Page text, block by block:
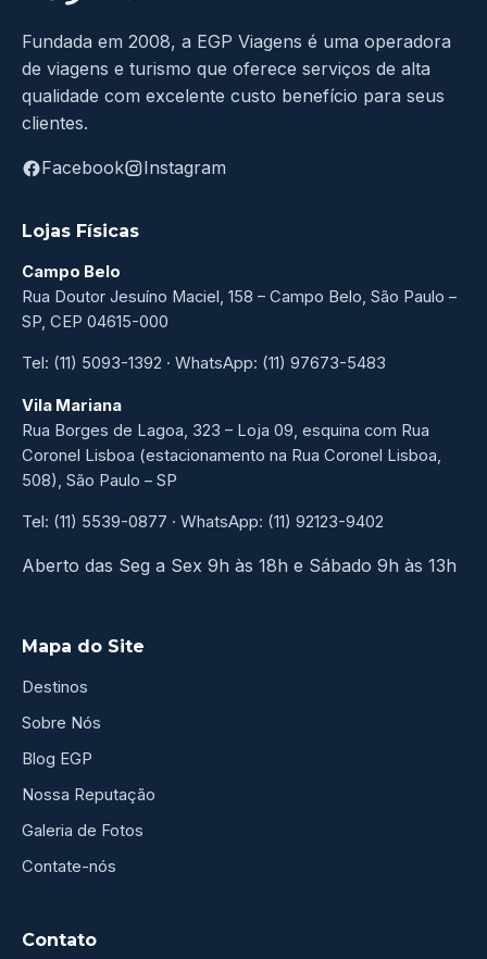
Fundada em 2008, a EGP Viagens é uma operadora
de viagens e turismo que oferece serviços de alta
qualidade com excelente custo benefício para seus
clientes.
Facebook Instagram
Lojas Físicas
Campo Belo
Rua Doutor Jesuíno Maciel, 158 – Campo Belo, São Paulo –
SP, CEP 04615-000
Tel: (11) 5093-1392 · WhatsApp: (11) 97673-5483
Vila Mariana
Rua Borges de Lagoa, 323 – Loja 09, esquina com Rua
Coronel Lisboa (estacionamento na Rua Coronel Lisboa,
508), São Paulo – SP
Tel: (11) 5539-0877 · WhatsApp: (11) 92123-9402
Aberto das Seg a Sex 9h às 18h e Sábado 9h às 13h
Mapa do Site
Destinos
Sobre Nós
Blog EGP
Nossa Reputação
Galeria de Fotos
Contate-nós
Contato